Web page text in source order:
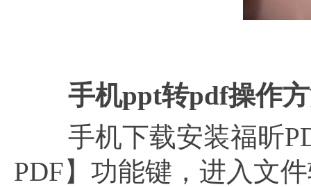
手机ppt转pdf操作
手机下载安装福昕
PDF】功能键，进入文